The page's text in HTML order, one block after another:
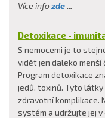
Více info zde...
Detoxikace -
S nemocemi je to
vidět jen daleko menší
Program detoxikace
jedů, toxinů. Tyto látky
zdravotní komplikace.
systém a udržujte jej